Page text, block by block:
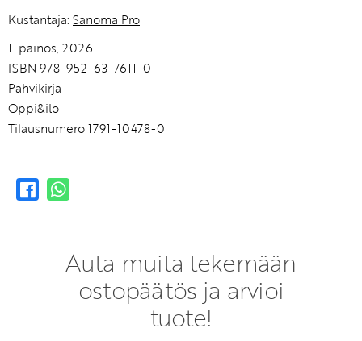
Kustantaja: Sanoma Pro
1. painos, 2026
ISBN 978-952-63-7611-0
Pahvikirja
Oppi&ilo
Tilausnumero 1791-10478-0
Auta muita tekemään
ostopäätös ja arvioi
tuote!